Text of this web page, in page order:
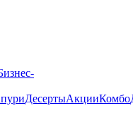
ДесертыАкцииКомбо